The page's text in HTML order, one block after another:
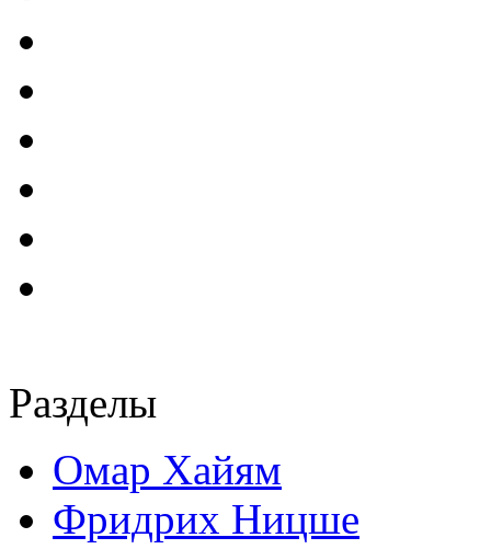
Разделы
Омар Хайям
Фридрих Ницше